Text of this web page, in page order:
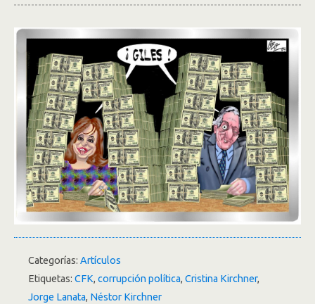
Categorías: Artículos
Etiquetas: CFK, corrupción política, Cristina Kirchner,
Jorge Lanata, Néstor Kirchner